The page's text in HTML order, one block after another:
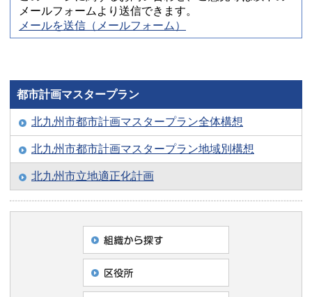
メールフォームより送信できます。
メールを送信（メールフォーム）
都市計画マスタープラン
北九州市都市計画マスタープラン全体構想
北九州市都市計画マスタープラン地域別構想
北九州市立地適正化計画